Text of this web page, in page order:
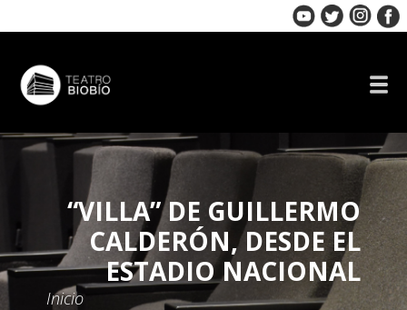
to
“VILLA” DE GUILLERMO
CALDERÓN, DESDE EL
ESTADIO NACIONAL
Inicio